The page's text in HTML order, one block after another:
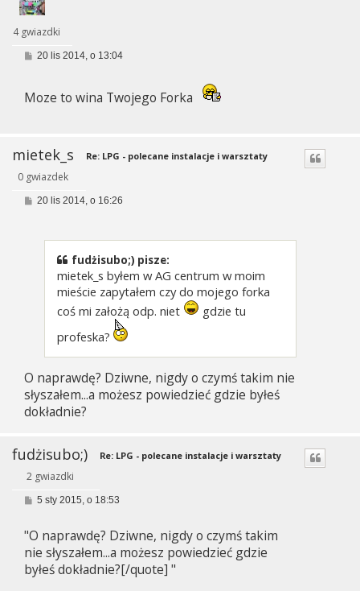
4 gwiazdki
P20 lis 2014, o 13:04
Moze to wina Twojego Forka
mietek_s
0 gwiazdek
Re: LPG - polecane instalacje i warsztaty
P20 lis 2014, o 16:26
fudżisubo;) pisze:
mietek_s byłem w AG centrum w moim
mieście zapytałem czy do mojego forka
coś mi założą odp. niet
gdzie tu
profeska?
O naprawdę? Dziwne, nigdy o czymś takim nie
słyszałem...a możesz powiedzieć gdzie byłeś
dokładnie?
fudżisubo;)
2 gwiazdki
Re: LPG - polecane instalacje i warsztaty
P
t
5 sty 2015, o 18:53
"O naprawdę? Dziwne, nigdy o czymś takim
nie słyszałem...a możesz powiedzieć gdzie
byłeś dokładnie?[/quote] "